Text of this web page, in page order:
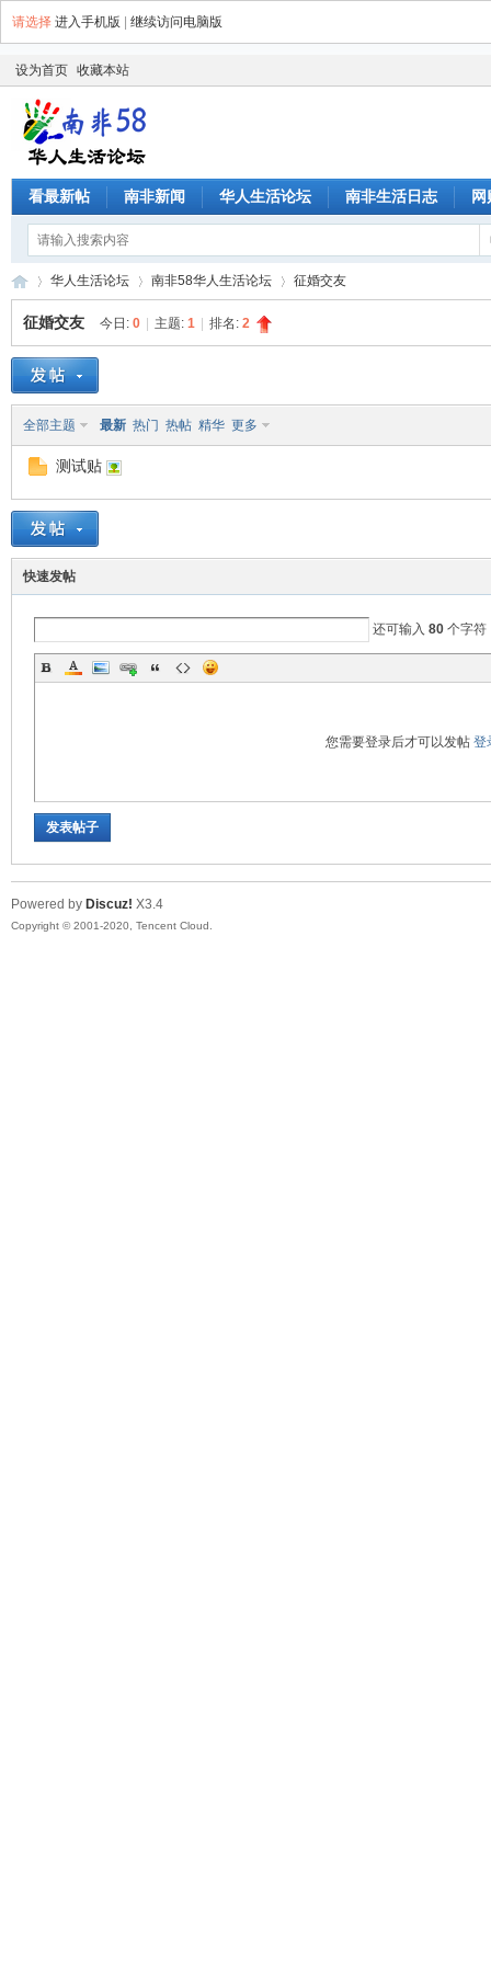
请选择 进入手机版 继续访问电脑版
设为首页 收藏本站
看最新帖 南非新闻 华人生活论坛 南非生活日志 网
非
»
华人生活论坛 南非58华人生活论坛 征婚交友
征婚交友 今日: 0 主题: 1 排名: 2
全部主题 最新 热门 热帖 精华 更多
测试贴
快速发帖
还可输入 80个字符
您需要登录后才可以发帖 登
发表帖子
Powered by Discuz! X3.4
Copyright © 2001-2020, Tencent Cloud.